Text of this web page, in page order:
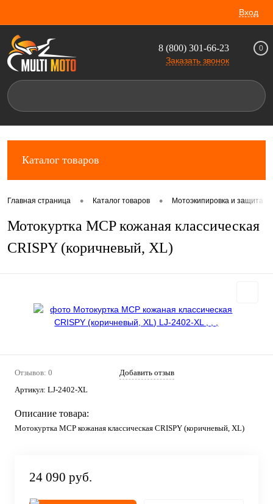
Вход
8 (800) 301-66-23
Заказать звонок
0
Каталог товаров
Главная страница • Каталог товаров • Мотоэкипировка и защита
Мотокуртка MCP кожаная классическая
CRISPY (коричневый, XL)
Отзывов: 0
Добавить отзыв
Артикул: LJ-2402-XL
Описание товара:
Мотокуртка MCP кожаная классическая CRISPY (коричневый, XL)
24 090 руб.